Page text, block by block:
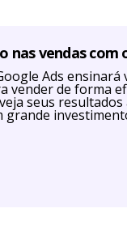
nas vendas com
Ads
vender de forma
seus
grande